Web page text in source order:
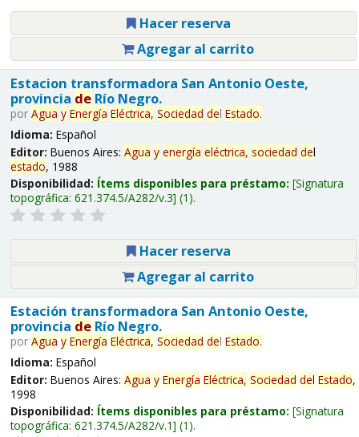
Hacer reserva
Agregar al carrito
Estacion transformadora San Antonio Oeste,
provincia deRío Negro.
por Agua y Energía Eléctrica, Sociedad del Estado.
Idioma: Español
Editor: Buenos Aires: Agua y energía eléctrica, sociedad del
estado, 1988
Disponibilidad: Ítems disponibles para préstamo: Signatura
topográfica: 621.374.5/A282/v.3 (1).
Hacer reserva
Agregar al carrito
Estación transformadora San Antonio Oeste,
provincia deRío Negro.
por Agua y Energía Eléctrica, Sociedad del Estado.
Idioma: Español
Editor: Buenos Aires: Agua y Energía Eléctrica, Sociedad del Estado,
1998
Disponibilidad: Ítems disponibles para préstamo: Signatura
topográfica: 621.374.5/A282/v.1 (1).